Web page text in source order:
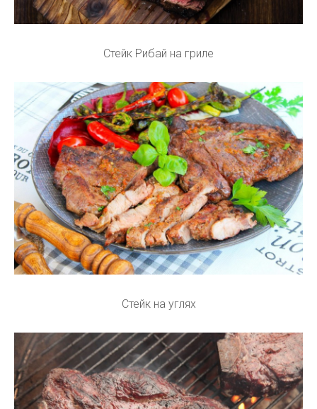
Стейк Рибай на гриле
Стейк на углях